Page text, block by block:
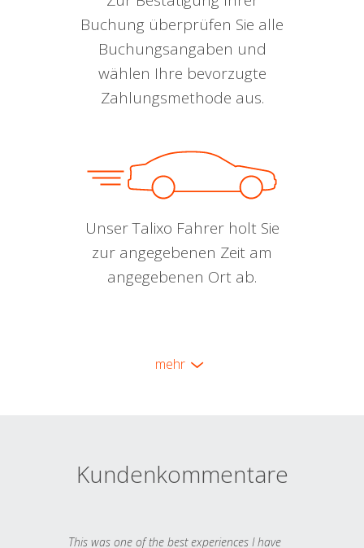
Buchung überprüfen Sie alle
Buchungsangaben und
wählen Ihre bevorzugte
Zahlungsmethode aus.
Unser Talixo Fahrer holt Sie
zur angegebenen Zeit am
angegebenen Ort ab.
mehr
Kundenkommentare
This was one of the best experiences I have